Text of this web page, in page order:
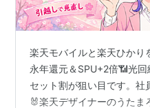
楽天モバイルと楽天ひか
永年還元＆SPU+2倍📶光
セット割が狙い目です。社
🐰楽天デザイナーのうた